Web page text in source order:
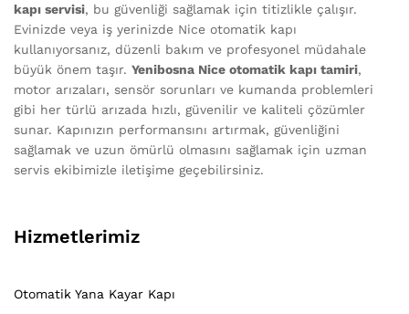
kapı servisi, bu güvenliği sağlamak için titizlikle çalışır.
Evinizde veya iş yerinizde Nice otomatik kapı
kullanıyorsanız, düzenli bakım ve profesyonel müdahale
büyük önem taşır. Yenibosna Nice otomatik kapı tamiri,
motor arızaları, sensör sorunları ve kumanda problemleri
gibi her türlü arızada hızlı, güvenilir ve kaliteli çözümler
sunar. Kapınızın performansını artırmak, güvenliğini
sağlamak ve uzun ömürlü olmasını sağlamak için uzman
servis ekibimizle iletişime geçebilirsiniz.
Hizmetlerimiz
Otomatik Yana Kayar Kapı